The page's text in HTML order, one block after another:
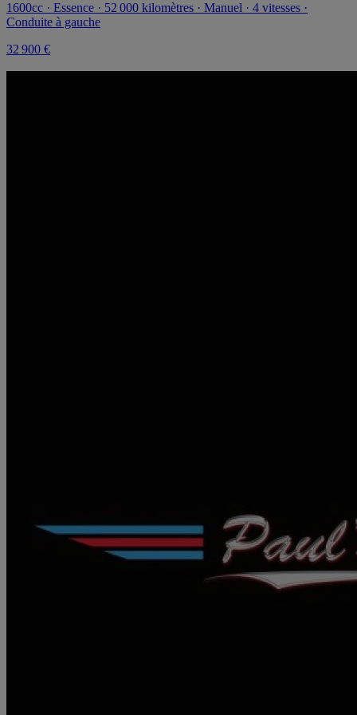
1600cc · Essence · 52 000 kilomètres · Manuel · 4 vitesses ·
Conduite à gauche
32 900 €